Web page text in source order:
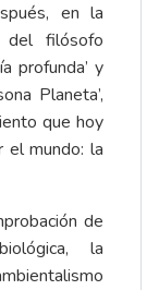
en la
del filósofo
profunda’ y
Planeta’,
que hoy
el mundo: la
de
la